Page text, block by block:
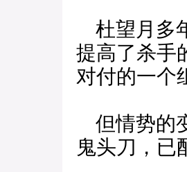
杜望月多
提高了杀手
对付的一个
但情势的
鬼头刀，已